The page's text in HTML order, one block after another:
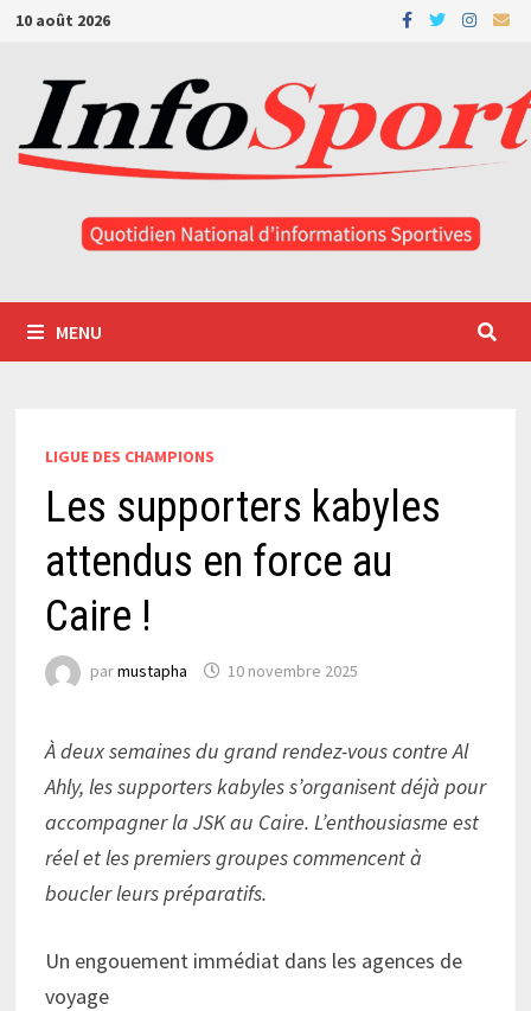
Passer
contenu
10 août 2026
MENU
LIGUE DES CHAMPIONS
Les supporters kabyles
attendus en force au
Caire !
parmustapha 10 novembre 2025
À deux semaines du grand rendez-vous contre Al
Ahly, les supporters kabyles s’organisent déjà pour
accompagner la JSK au Caire. L’enthousiasme est
réel et les premiers groupes commencent à
boucler leurs préparatifs.
Un engouement immédiat dans les agences de
voyage